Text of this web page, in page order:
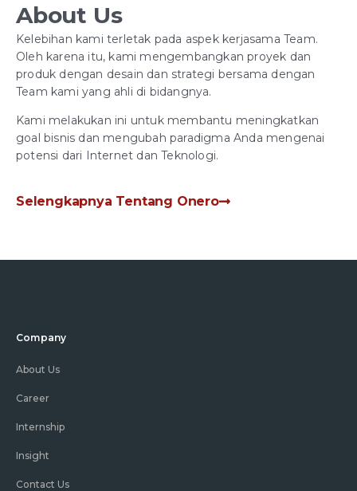
About Us
Kelebihan kami terletak pada aspek kerjasama Team.
Oleh karena itu, kami mengembangkan proyek dan
produk dengan desain dan strategi bersama dengan
Team kami yang ahli di bidangnya.
Kami melakukan ini untuk membantu meningkatkan
goal bisnis dan mengubah paradigma Anda mengenai
potensi dari Internet dan Teknologi.
Selengkapnya Tentang Onero
Company
About Us
Career
Internship
Insight
Contact Us